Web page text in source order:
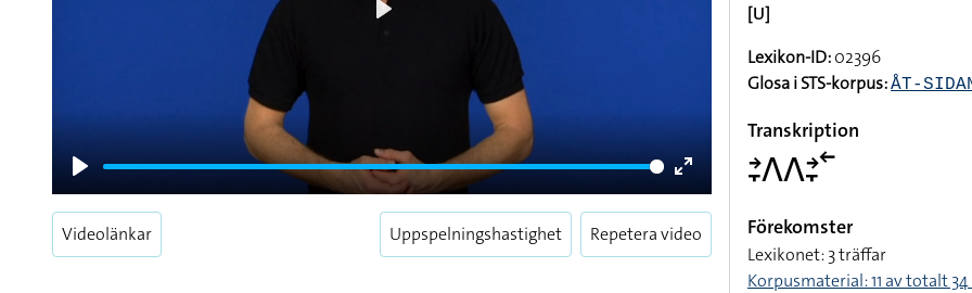
Play
Enter
fullscreen
Videolänkar Uppspelningshastighet Repetera video
[U]
Lexikon-ID:02396
Glosa i STS-korpus:ÅT-
Transkription
􌥔􌥙􌤣􌤣􌥔􌥙􌥢
Förekomster
Lexikonet: 3 träffar
Korpusmaterial: 11 av totalt